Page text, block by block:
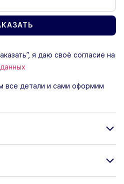
я даю своё согласие на
все детали и сами оформим